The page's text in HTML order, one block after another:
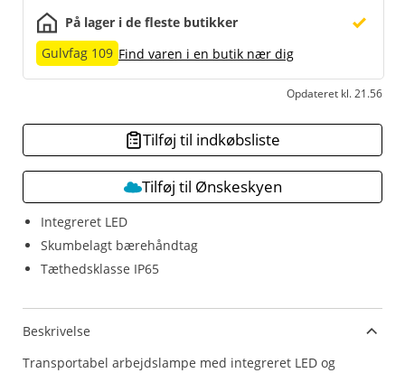
Integreret LED
Skumbelagt bærehåndtag
Tæthedsklasse IP65
På lager i de fleste butikker
Gulvfag 109 Find varen i en butik nær dig
Opdateret kl. 21.56
Tilføj til indkøbsliste
Tilføj til Ønskeskyen
Beskrivelse
Transportabel arbejdslampe med integreret LED og